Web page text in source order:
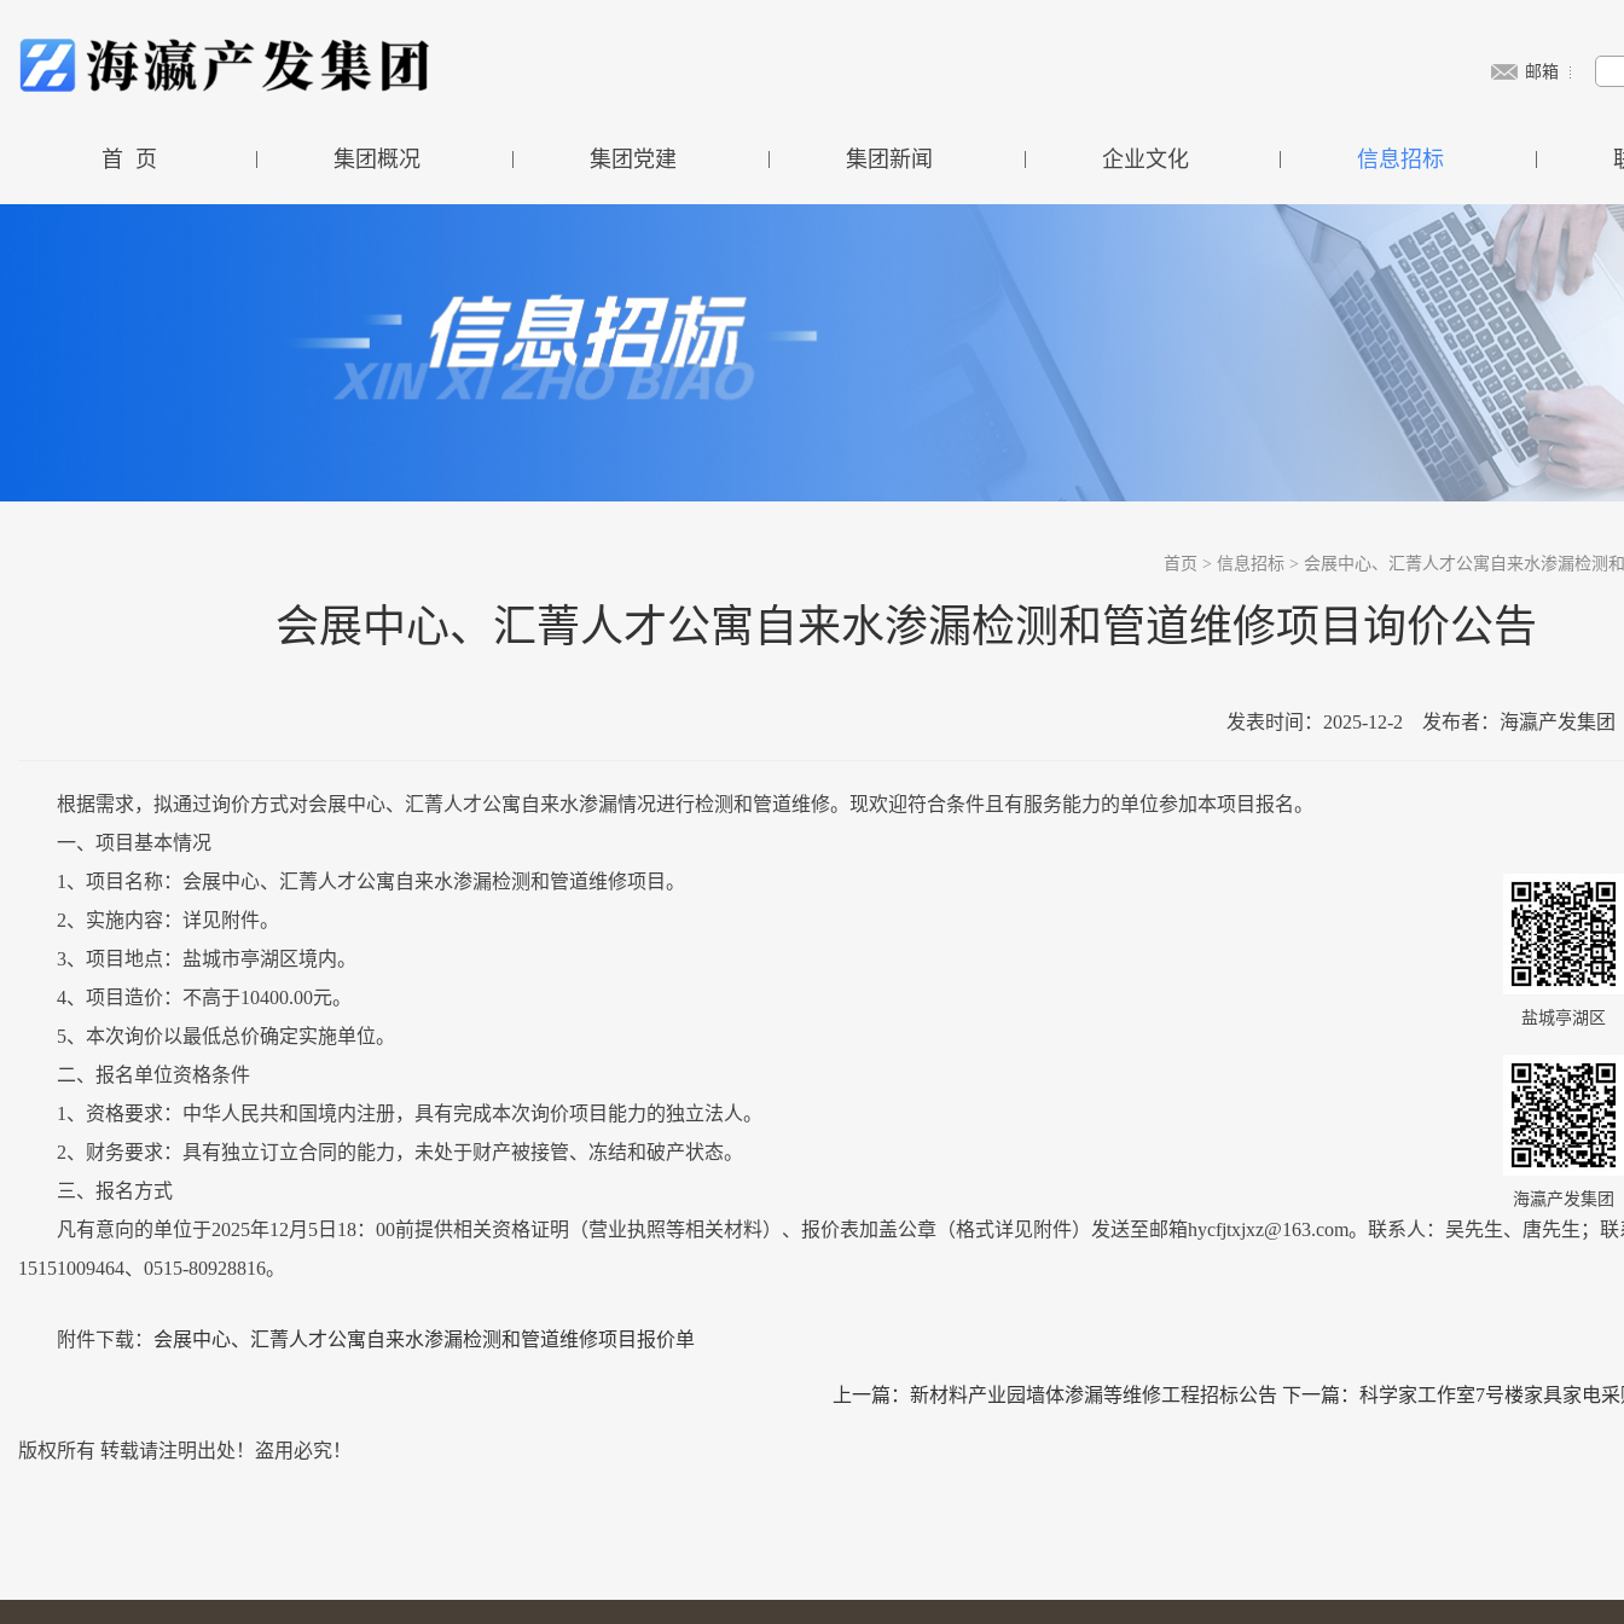
邮箱
首 页 | 集团概况 | 集团党建 | 集团新闻 | 企业文化 | 信息招标 |
首页 > 信息招标 > 会展中心、汇菁人才公寓自来水渗漏检测
会展中心、汇菁人才公寓自来水渗漏检测和管道维修项目询价公告
发表时间： 2025-12-2 发布者：海瀛产发集
根据需求，拟通过询价方式对会展中心、汇菁人才公寓自来水渗漏情况进行检测和管道维修。现欢迎符合条件且有服务能力的单位参加本项目报名。
一、项目基本情况
1、项目名称：会展中心、汇菁人才公寓自来水渗漏检测和管道维修项目。
2、实施内容：详见附件。
3、项目地点：盐城市亭湖区境内。
4、项目造价：不高于10400.00元。
5、本次询价以最低总价确定实施单位。
二、报名单位资格条件
1、资格要求：中华人民共和国境内注册，具有完成本次询价项目能力的独立法人。
2、财务要求：具有独立订立合同的能力，未处于财产被接管、冻结和破产状态。
三、报名方式
凡有意向的单位于2025年12月5日18：00前提供相关资格证明（营业执照等相关材料）、报价表加盖公章（格式详见附件）发送至邮箱hycfjtxjxz@163.com。联系人：吴先生、唐先生；
15151009464、0515-80928816。
附件下载： 会展中心、汇菁人才公寓自来水渗漏检测和管道维修项目报价单
上一篇： 新材料产业园墙体渗漏等维修工程招标公告 下一篇： 科学家工作室7号楼家具家电
版权所有 转载请注明出处！盗用必究！
盐城亭湖区
海瀛产发集团